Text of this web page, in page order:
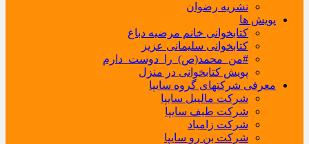
نشریه رضوان
پویش ها
کتابخوانی خانم مرضیه دباغ
کتابخوانی سلیمانی عزیز
#من_محمد(ص)_را_دوست_دارم
پویش کتابخوانی در منزل
معرفی شرکتهای گروه سایپا
شرکت مالیبل سایپا
شرکت طیف سایپا
شرکت زامیاد
شرکت بن رو سایپا